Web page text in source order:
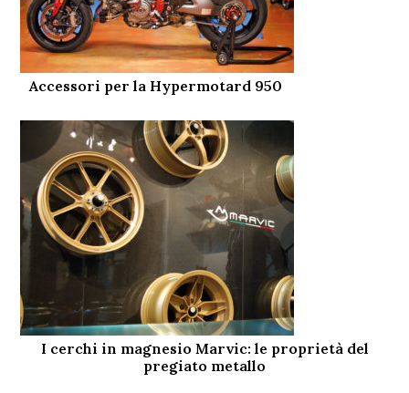
Accessori per la Hypermotard 950
I cerchi in magnesio Marvic: le proprietà del
pregiato metallo